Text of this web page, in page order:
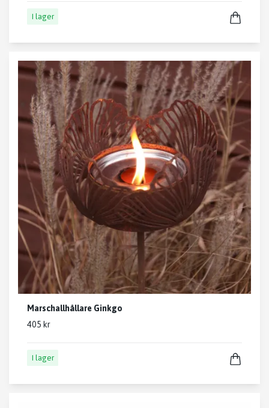
I lager
Marschallhållare Ginkgo
405 kr
I lager